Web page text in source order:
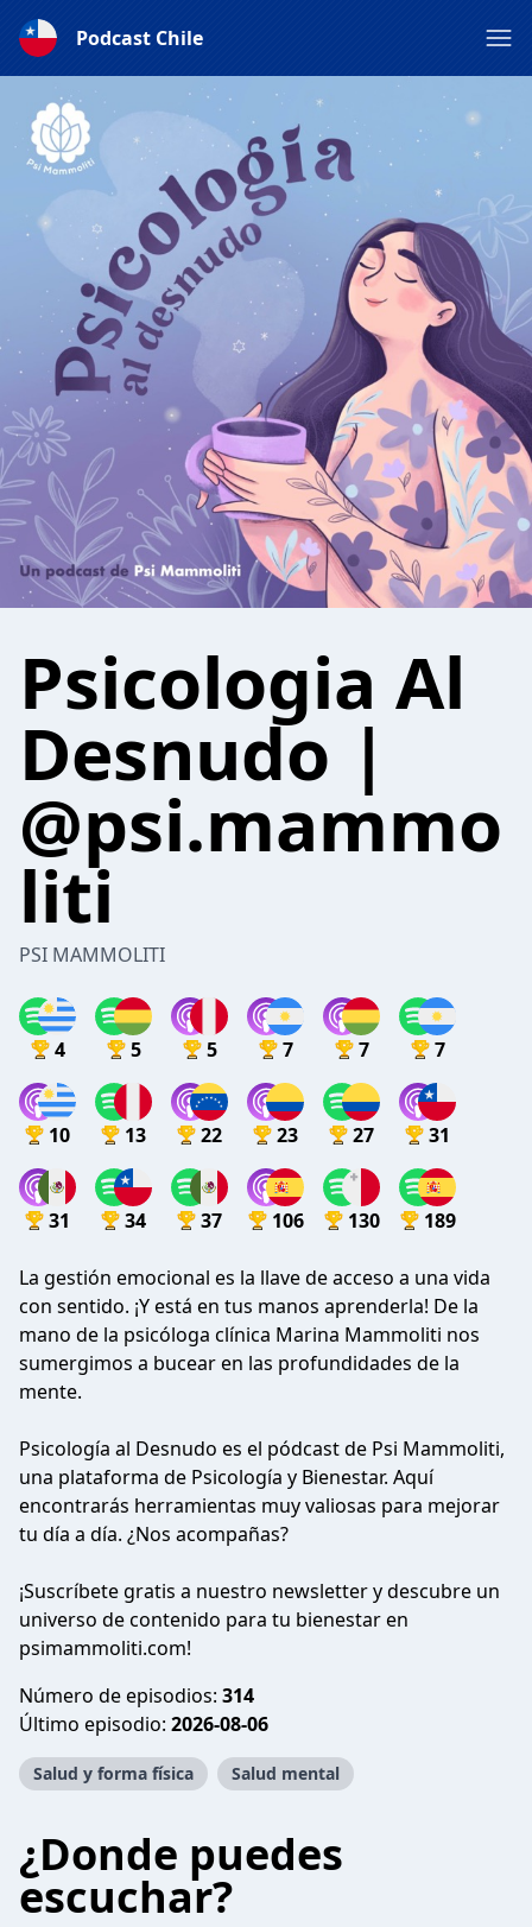
Podcast Chile
Psicologia Al
Desnudo |
@psi.mammo
liti
PSI MAMMOLITI
4 5 5 7 7 7
10 13 22 23 27 31
31 34 37 106 130 189
La gestión emocional es la llave de acceso a una vida
con sentido. ¡Y está en tus manos aprenderla! De la
mano de la psicóloga clínica Marina Mammoliti nos
sumergimos a bucear en las profundidades de la
mente.
Psicología al Desnudo es el pódcast de Psi Mammoliti,
una plataforma de Psicología y Bienestar. Aquí
encontrarás herramientas muy valiosas para mejorar
tu día a día. ¿Nos acompañas?
¡Suscríbete gratis a nuestro newsletter y descubre un
universo de contenido para tu bienestar en
psimammoliti.com!
Número de episodios: 314
Último episodio: 2026-08-06
Salud y forma física Salud mental
¿Donde puedes
escuchar?